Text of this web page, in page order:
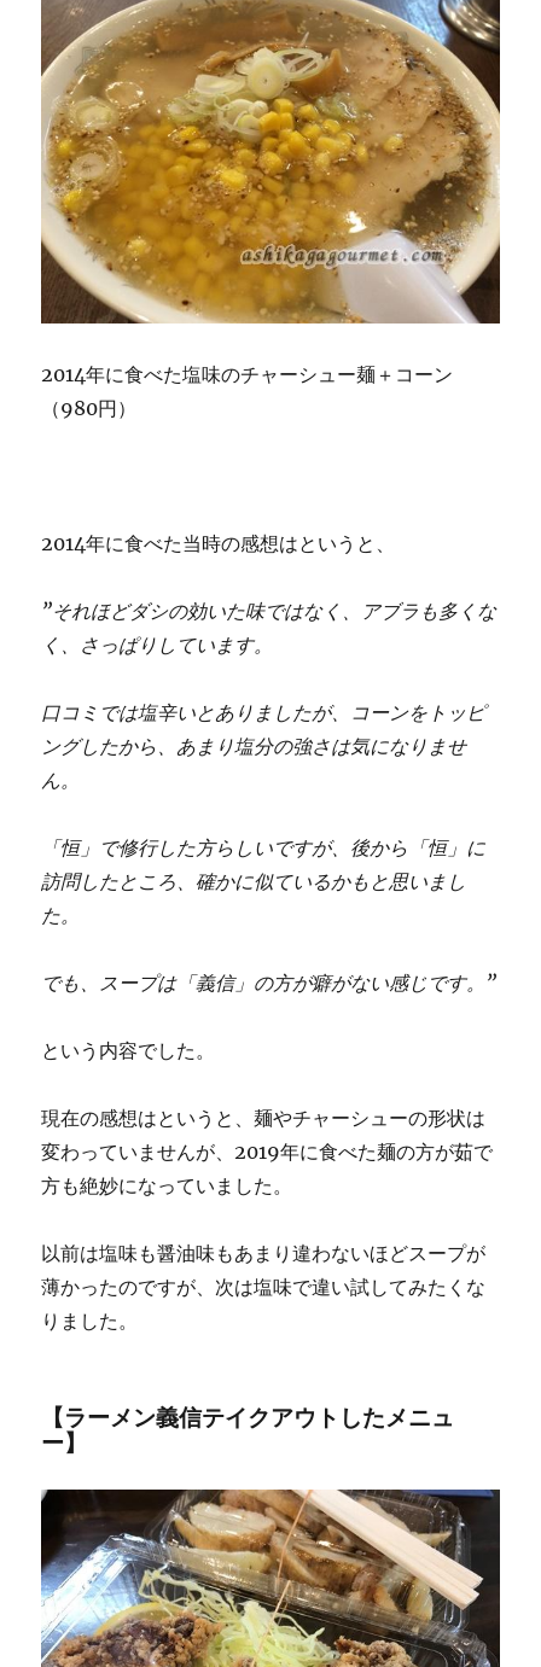
2014年に食べた塩味のチャーシュー麺＋コーン
（980円）
2014年に食べた当時の感想はというと、
”それほどダシの効いた味ではなく、アブラも多くな
く、さっぱりしています。
口コミでは塩辛いとありましたが、コーンをトッピ
ングしたから、あまり塩分の強さは気になりませ
ん。
「恒」で修行した方らしいですが、後から「恒」に
訪問したところ、確かに似ているかもと思いまし
た。
でも、スープは「義信」の方が癖がない感じです。”
という内容でした。
現在の感想はというと、麺やチャーシューの形状は
変わっていませんが、2019年に食べた麺の方が茹で
方も絶妙になっていました。
以前は塩味も醤油味もあまり違わないほどスープが
薄かったのですが、次は塩味で違い試してみたくな
りました。
【ラーメン義信テイクアウトしたメニュ
ー】